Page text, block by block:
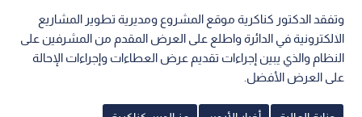
وتفقد الدكتور كناكرية موقع المشروع ومديرية تطوير المشاريع
الالكترونية في الدائرة واطلع على العرض المقدم من المشرفين على
النظام والذي يبين إجراءات تقديم عرض العطاءات وإجراءات الإحالة
على العرض الأفضل.